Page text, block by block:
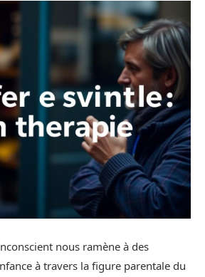
nous ramène à des
à travers la figure parentale du